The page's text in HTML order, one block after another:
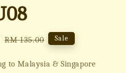
Regular
RM 135.00 Sale
to Malaysia & Singapore